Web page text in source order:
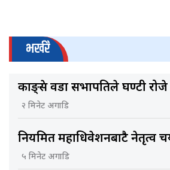
भर्खरै
काङ्ग्रेस वडा सभापतिले घण्टी रोजे
२ मिनेट अगाडि
नियमित महाधिवेशनबाटै नेतृत्व
५ मिनेट अगाडि